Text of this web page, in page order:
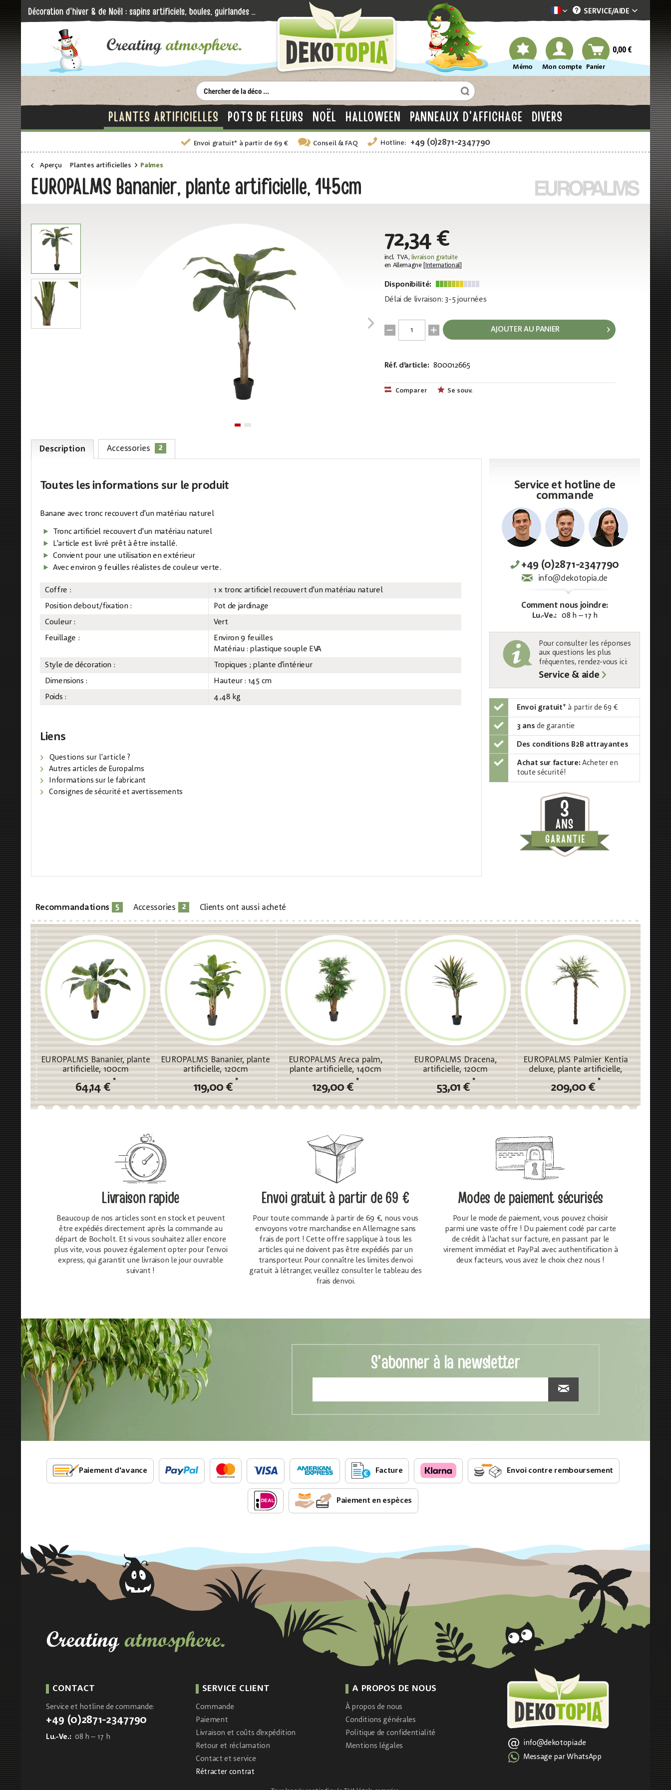
Dekotopia französisch
SERVICE/AIDE
Mémo Mon compte Panier
0,00 €
PLANTES ARTIFICIELLES POTS DE FLEURS NOËL HALLOWEEN PANNEAUX D'AFFICHAGE DIVERS
Envoi gratuit* à partir de 69 € Conseil& FAQ Hotline: +49 (0)2871-2347790
Aperçu Plantes artificielles Palmes
EUROPALMS Bananier, plante artificielle, 145cm
72,34 €
incl. TVA,livraison gratuite
en Allemagne [
International]
Disponibilité:
Délai de livraison: 3-5 journées
AJOUTER AU PANIER
Réf. d’article: 800012665
Comparer Se souv.
Description Accessories 2
Toutes les informations sur le produit
Banane avec tronc recouvert d'un matériau naturel
Tronc artificiel recouvert d'un matériau naturel
L'article est livré prêt à être installé.
Convient pour une utilisation en extérieur
Avec environ 9 feuilles réalistes de couleur verte.
Coffre :
1 x tronc artificiel recouvert d'un matériau naturel
Position debout/fixation :
Pot de jardinage
Couleur :
Vert
Feuillage :
Environ 9 feuilles
Matériau : plastique souple EVA
Style de décoration :
Tropiques ; plante d'intérieur
Dimensions :
Hauteur : 145 cm
Poids :
4,48 kg
Liens
Questions sur l'article ?
Autres articles de Europalms
Informations sur le fabricant
Consignes de sécurité et avertissements
Service et hotline de
commande
+49 (0)2871-2347790
info@dekotopia.de
Comment nous joindre:
Lu.-Ve.: 08 h – 17 h
Pour consulter les réponses
aux questions les plus
fréquentes, rendez-vous ici:
Service & aide
Envoi gratuit* à partir de 69 €
3 ans de garantie
Des conditions B2B attrayantes
Achat sur facture: Acheter en
toute sécurité!
Recommandations 5 Accessories 2 Clients ont aussi acheté
EUROPALMS Bananier, plante
artificielle, 100cm
64,14 €
*
EUROPALMS Bananier, plante
artificielle, 120cm
119,00 €
*
EUROPALMS Areca palm,
plante artificielle, 140cm
129,00 €
*
EUROPALMS Dracena,
artificielle, 120cm
53,01 €
*
EUROPALMS Palmier Kentia
deluxe, plante artificielle,
209,00 €
*
Livraison rapide
Beaucoup de nos articles sont en stock et peuvent
être expédiés directement après la commande au
départ de Bocholt. Et si vous souhaitez aller encore
plus vite, vous pouvez également opter pour l'envoi
express, qui garantit une livraison le jour ouvrable
suivant !
Envoi gratuità partir de 69 €
Pour toute commande à partir de 69 €, nous vous
envoyons votre marchandise en Allemagne sans
frais de port ! Cette offre sapplique à tous les
articles qui ne doivent pas être expédiés par un
transporteur. Pour connaître les limites denvoi
gratuit à létranger, veuillez consulter le tableau des
frais denvoi.
Modes de paiement sécurisés
Pour le mode de paiement, vous pouvez choisir
parmi une vaste offre ! Du paiement codé par carte
de crédit à l'achat sur facture, en passant par le
virement immédiat et PayPal avec authentification à
deux facteurs, vous avez le choix chez nous !
S'abonner à la newsletter
Paiement d'avance Facture Envoi contre remboursement
Paiement en espèces
CONTACT
Service et hotline de commande:
+49 (0)2871-2347790
Lu.-Ve.: 08 h – 17 h
SERVICE CLIENT
Commande
Paiement
Livraison et coûts d’expédition
Retour et réclamation
Contact et service
Rétracter contrat
A PROPOS DE NOUS
À propos de nous
Conditions générales
Politique de confidentialité
Mentions légales
info@dekotopia.de
Message par WhatsApp